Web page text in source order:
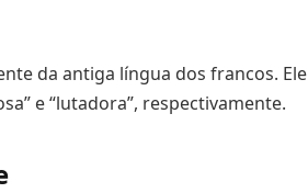
da antiga língua dos francos. Ele
e “lutadora”, respectivamente.